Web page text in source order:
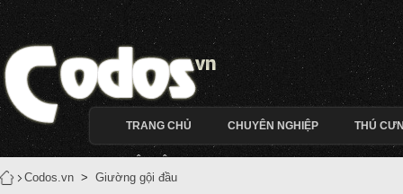
TRANG CHỦ CHUYÊN NGHIỆP THÚ
Codos.vn > Giường gội đầu